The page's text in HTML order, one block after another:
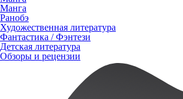
Манга
Ранобэ
Художественная литература
Фантастика / Фэнтези
Детская литература
Обзоры и рецензии